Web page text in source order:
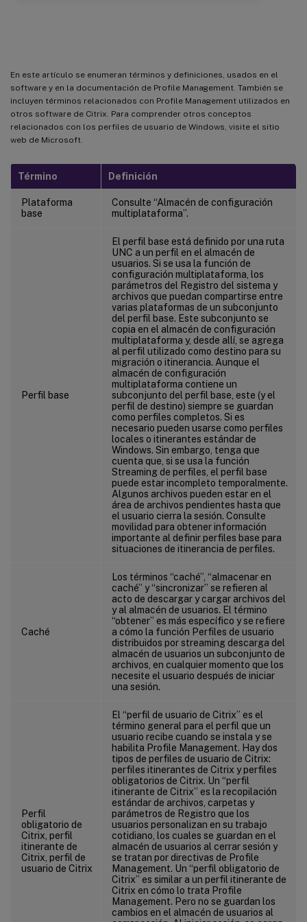
En este artículo se enumeran términos y definiciones, usados en el
software y en la documentación de Profile Management. También se
incluyen términos relacionados con Profile Management utilizados en
otros software de Citrix. Para comprender otros conceptos
relacionados con los perfiles de usuario de Windows, visite el sitio
web de Microsoft.
Término Definición
Plataforma
base
Consulte “Almacén de configuración
multiplataforma”.
Perfil base
El perfil base está definido por una ruta
UNC a un perfil en el almacén de
usuarios. Si se usa la función de
configuración multiplataforma, los
parámetros del Registro del sistema y
archivos que puedan compartirse entre
varias plataformas de un subconjunto
del perfil base. Este subconjunto se
copia en el almacén de configuración
multiplataforma y, desde allí, se agrega
al perfil utilizado como destino para su
migración o itinerancia. Aunque el
almacén de configuración
multiplataforma contiene un
subconjunto del perfil base, este (y el
perfil de destino) siempre se guardan
como perfiles completos. Si es
necesario pueden usarse como perfiles
locales o itinerantes estándar de
Windows. Sin embargo, tenga que
cuenta que, si se usa la función
Streaming de perfiles, el perfil base
puede estar incompleto temporalmente.
Algunos archivos pueden estar en el
área de archivos pendientes hasta que
el usuario cierra la sesión. Consulte
movilidad para obtener información
importante al definir perfiles base para
situaciones de itinerancia de perfiles.
Caché
Los términos “caché”, “almacenar en
caché” y “sincronizar” se refieren al
acto de descargar y cargar archivos del
y al almacén de usuarios. El término
“obtener” es más específico y se refiere
a cómo la función Perfiles de usuario
distribuidos por streaming descarga del
almacén de usuarios un subconjunto de
archivos, en cualquier momento que los
necesite el usuario después de iniciar
una sesión.
Perfil
obligatorio de
Citrix, perfil
itinerante de
Citrix, perfil de
usuario de Citrix
El “perfil de usuario de Citrix” es el
término general para el perfil que un
usuario recibe cuando se instala y se
habilita Profile Management. Hay dos
tipos de perfiles de usuario de Citrix:
perfiles itinerantes de Citrix y perfiles
obligatorios de Citrix. Un “perfil
itinerante de Citrix” es la recopilación
estándar de archivos, carpetas y
parámetros de Registro que los
usuarios personalizan en su trabajo
cotidiano, los cuales se guardan en el
almacén de usuarios al cerrar sesión y
se tratan por directivas de Profile
Management. Un “perfil obligatorio de
Citrix” es similar a un perfil itinerante de
Citrix en cómo lo trata Profile
Management. Pero no se guardan los
cambios en el almacén de usuarios al